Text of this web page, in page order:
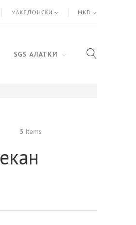
МАКЕДОНСКИ MKD
SGS АЛАТКИ
5 Items